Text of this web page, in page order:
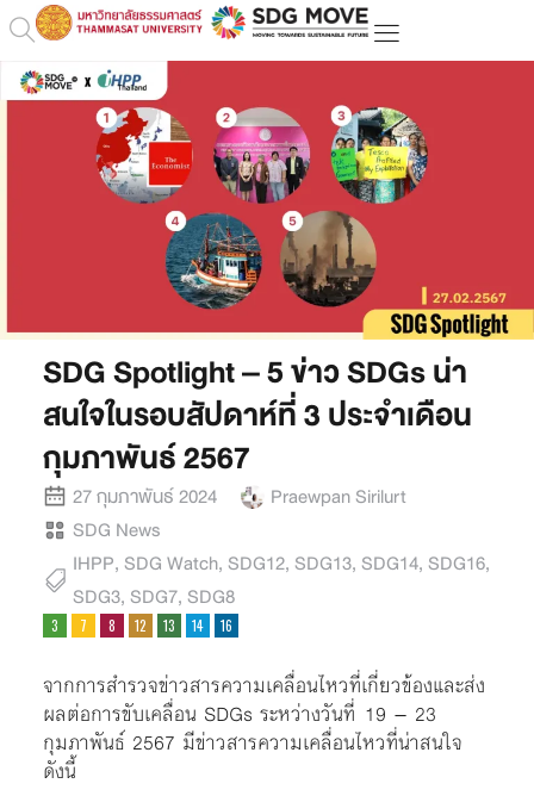
SDG Spotlight – 5 ข่าว SDGs น่า
สนใจในรอบสัปดาห์ที่ 3 ประจำเดือน
กุมภาพันธ์ 2567
27 กุมภาพันธ์ 2024
Praewpan Sirilurt
SDG News
IHPP, SDG Watch, SDG12, SDG13, SDG14, SDG16,
SDG3, SDG7, SDG8
จากการสำรวจข่าวสารความเคลื่อนไหวที่เกี่ยวข้องและส่ง
ผลต่อการขับเคลื่อน SDGs ระหว่างวันที่ 19 – 23
กุมภาพันธ์ 2567 มีข่าวสารความเคลื่อนไหวที่น่าสนใจ
ดังนี้